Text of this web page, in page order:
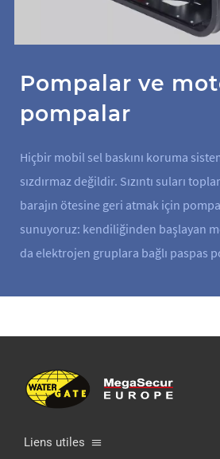
Pompalar ve
pompalar
Hiçbir mobil sel baskını koruma
sızdırmaz değildir. Sızıntı suları
barajın ötesine geri atmak için
sunuyoruz: kendiliğinden başlayan
da elektrojen gruplara bağlı paspas
Liens utiles